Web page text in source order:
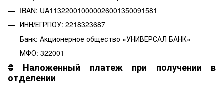
IBAN: UA113220010000026001350091581
ИНН/ЕГРПОУ: 2218323687
Банк: Акционерное общество «УНИВЕРСАЛ БАНК»
МФО: 322001
₴ Наложенный платеж при получении в
отделении